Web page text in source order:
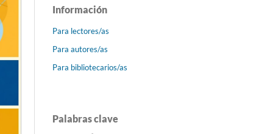
Información
Para lectores/as
Para autores/as
Para bibliotecarios/as
Palabras clave